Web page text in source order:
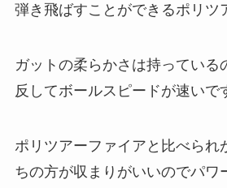
弾き飛ばすことができるポリツ
ガットの柔らかさは持っている
反してボールスピードが速いで
ポリツアーファイアと比べられ
ちの方が収まりがいいのでパワ